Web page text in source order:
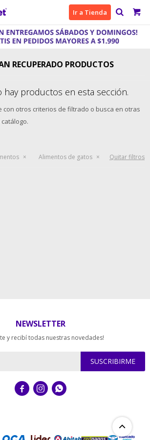
Ir a Tienda
RECUPERADO PRODUCTOS
hay productos en esta sección.
con otros criterios de filtrado o busca en otras
Alimentos de gatos Quitar filtros
NEWSLETTER
y recibí todas nuestras novedades!
SUSCRIBIRME
  